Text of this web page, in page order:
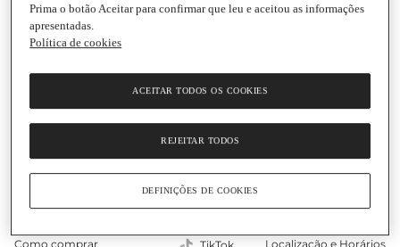
COMPRAS ONLINE
Como comprar
SIGA-NOS LOJAS
Localização e Horários
Prima o botão Aceitar para confirmar que leu e aceitou as informações
apresentadas.
Política de cookies
REJEITAR TODOS
ACEITAR TODOS OS COOKIES
DEFINIÇÕES DE COOKIES